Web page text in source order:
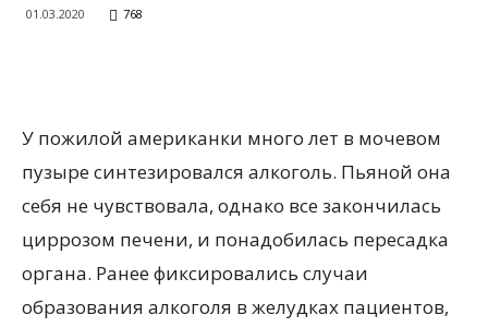
01.03.2020 768
У пожилой американки много лет в мочевом
пузыре синтезировался алкоголь. Пьяной она
себя не чувствовала, однако все закончилась
циррозом печени, и понадобилась пересадка
органа. Ранее фиксировались случаи
образования алкоголя в желудках пациентов,